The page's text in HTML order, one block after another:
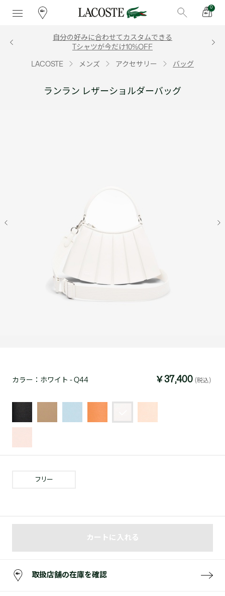
0
自分の好みに合わせてカスタムできる
Tシャツが今だけ10%OFF
LACOSTE メンズ アクセサリー バッグ
ランラン レザーショルダーバッグ
カラー： ホワイト - Q44 ￥37,400 (税込)
フリー
カートに入れる
取扱店舗の在庫を確認